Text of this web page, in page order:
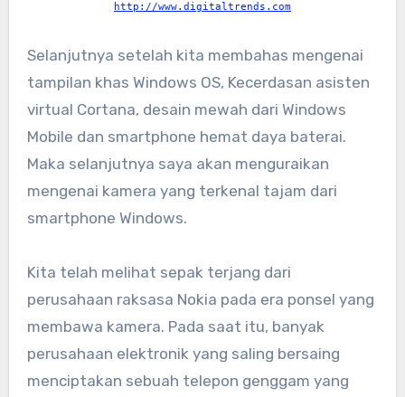
http://www.digitaltrends.com
Selanjutnya setelah kita membahas mengenai
tampilan khas Windows OS, Kecerdasan asisten
virtual Cortana, desain mewah dari Windows
Mobile dan smartphone hemat daya baterai.
Maka selanjutnya saya akan menguraikan
mengenai kamera yang terkenal tajam dari
smartphone Windows.
Kita telah melihat sepak terjang dari
perusahaan raksasa Nokia pada era ponsel yang
membawa kamera. Pada saat itu, banyak
perusahaan elektronik yang saling bersaing
menciptakan sebuah telepon genggam yang